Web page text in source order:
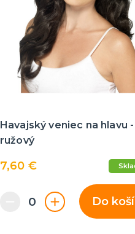
Havajský veniec na hlavu -
ružový
7,60 €
Do